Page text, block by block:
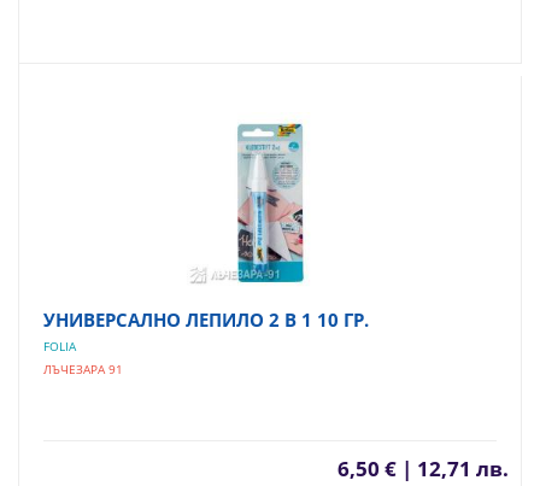
УНИВЕРСАЛНО ЛЕПИЛО 2 В 1 10 ГР.
FOLIA
ЛЪЧЕЗАРА 91
6,50 € | 12,71 лв.